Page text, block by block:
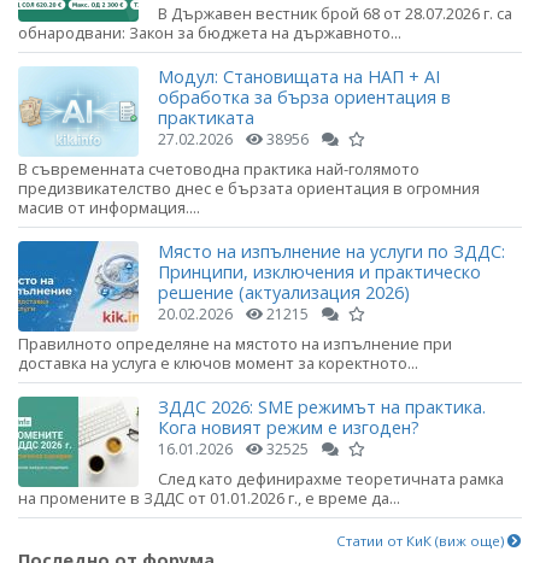
В Държавен вестник брой 68 от 28.07.2026 г. са
обнародвани: Закон за бюджета на държавното...
Модул: Становищата на НАП + AI
обработка за бърза ориентация в
практиката
27.02.2026 38956
В съвременната счетоводна практика най-голямото
предизвикателство днес е бързата ориентация в огромния
масив от информация....
Място на изпълнение на услуги по ЗДДС:
Принципи, изключения и практическо
решение (актуализация 2026)
20.02.2026 21215
Правилното определяне на мястото на изпълнение при
доставка на услуга е ключов момент за коректното...
ЗДДС 2026: SME режимът на практика.
Кога новият режим е изгоден?
16.01.2026 32525
След като дефинирахме теоретичната рамка
на промените в ЗДДС от 01.01.2026 г., е време да...
Статии от КиК (виж още)